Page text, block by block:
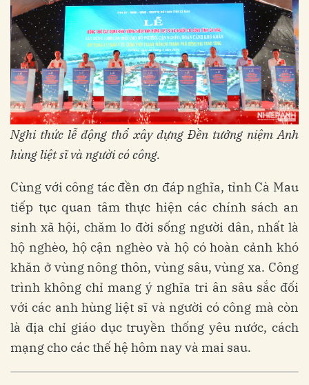
Nghithức lễđộng thổ xây dựng Đền tưởng niệm Anh
hùng liệt sĩ và người có công.
Cùng với công tác đền ơn đáp nghĩa, tỉnh Cà Mau
tiếp tục quan tâm thực hiện các chính sách an
sinh xã hội, chăm lo đời sống người dân, nhất là
hộ nghèo, hộ cận nghèo và hộ có hoàn cảnh khó
khăn ở vùng nông thôn, vùng sâu, vùng xa. Công
trình không chỉ mang ý nghĩa tri ân sâu sắc đối
với các anh hùng liệt sĩ và người có công mà còn
là địa chỉ giáo dục truyền thống yêu nước, cách
mạng cho các thế hệ hôm nay và mai sau.